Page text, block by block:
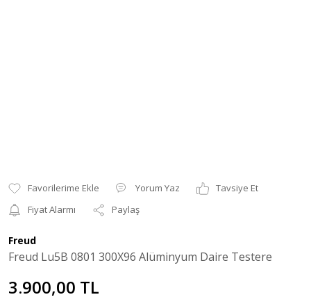
Yorum Yaz
Tavsiye Et
Fiyat Alarmı
Paylaş
Freud
Freud Lu5B 0801 300X96 Alüminyum Daire Testere
3.900,00 TL